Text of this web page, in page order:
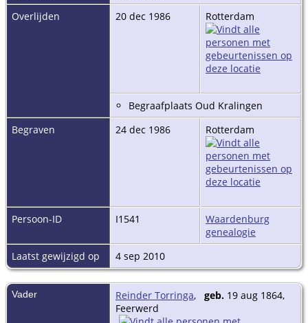
Overlijden
20 dec 1986 Rotterdam
Begraafplaats Oud Kralingen
Begraven
24 dec 1986 Rotterdam
Persoon-ID I1541
Waardenburg
genealogie
Laatst gewijzigd op
4 sep 2010
Vader Reinder Torringa, geb. 19 aug 1864,
Feerwerd